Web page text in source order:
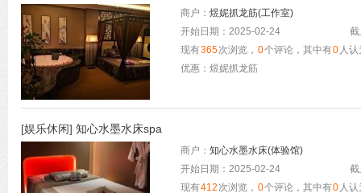
商户： 煜妮抓龙筋(工作室)
开始日期：2025-02-24
现有365次浏览， 0个评论，其中有0 人
优惠：煜妮抓龙筋
[娱乐休闲] 知心水墨水床spa
商户： 知心水墨水床(体验馆)
开始日期：2025-02-24
现有412 次浏览， 0个评论，其中有0 人